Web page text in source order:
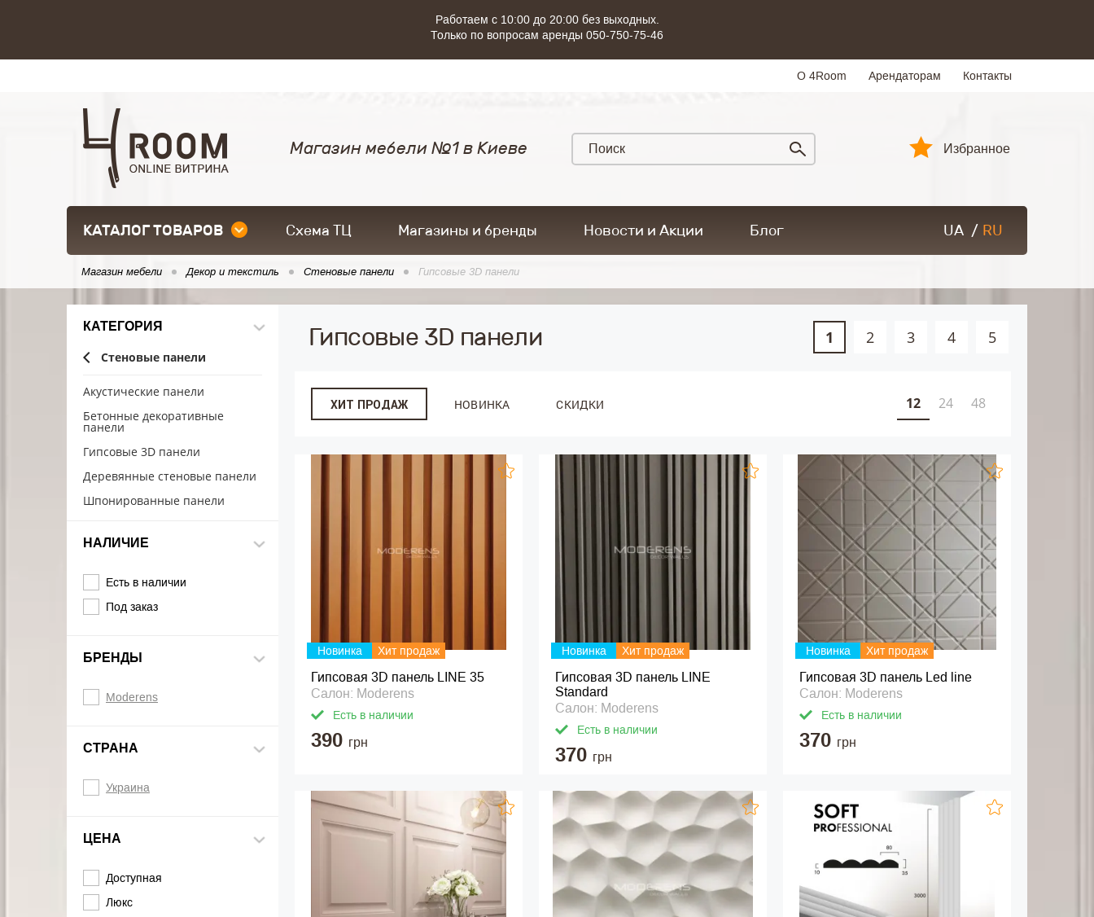
Работаем с 10:00 до 20:00 без выходных.
Только по вопросам аренды 050-750-75-46
О 4Room Арендаторам Контакты
Магазин мебели №1 в Киеве Избранное
КАТАЛОГ ТОВАРОВ Схема ТЦ Магазины и бренды Новости и Акции Блог UA / RU
Магазин мебели Декор и текстиль Стеновые панели Гипсовые 3D панели
КАТЕГОРИЯ
Стеновые панели
Акустические панели
Бетонные декоративные
панели
Гипсовые 3D панели
Деревянные стеновые панели
Шпонированные панели
НАЛИЧИЕ
Есть в наличии
Под заказ
БРЕНДЫ
Moderens
СТРАНА
Украина
ЦЕНА
Доступная
Люкс
Гипсовые 3D панели 1 2 3 4 5
ХИТ ПРОДАЖ НОВИНКА СКИДКИ 12 24 48
Новинка Хит продаж
Гипсовая 3D панель LINE 35
Салон: Moderens
Есть в наличии
390 грн
Новинка Хит продаж
Гипсовая 3D панель LINE
Standard
Салон: Moderens
Есть в наличии
370 грн
Новинка Хит продаж
Гипсовая 3D панель Led line
Салон: Moderens
Есть в наличии
370 грн